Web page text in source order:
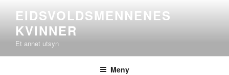
innhold
EIDSVOLDSMENNENES
KVINNER
Et annet utsyn
Meny